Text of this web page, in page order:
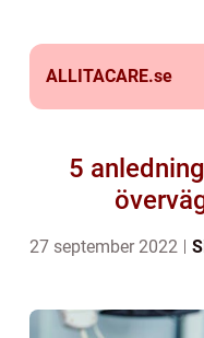
ALLITACARE.se
5
27 september 2022